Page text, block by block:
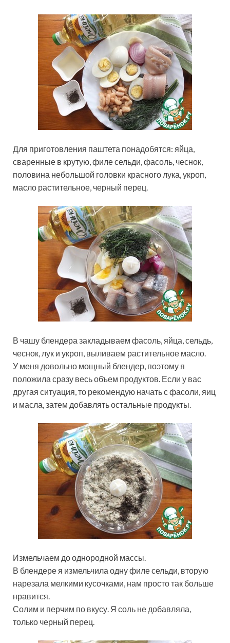
Для приготовления паштета понадобятся: яйца,
сваренные в крутую, филе сельди, фасоль, чеснок,
половина небольшой головки красного лука, укроп,
масло растительное, черный перец.
В чашу блендера закладываем фасоль, яйца, сельдь,
чеснок, лук и укроп, выливаем растительное масло.
У меня довольно мощный блендер, поэтому я
положила сразу весь объем продуктов. Если у вас
другая ситуация, то рекомендую начать с фасоли, яиц
и масла, затем добавлять остальные продукты.
Измельчаем до однородной массы.
В блендере я измельчила одну филе сельди, вторую
нарезала мелкими кусочками, нам просто так больше
нравится.
Солим и перчим по вкусу. Я соль не добавляла,
только черный перец.